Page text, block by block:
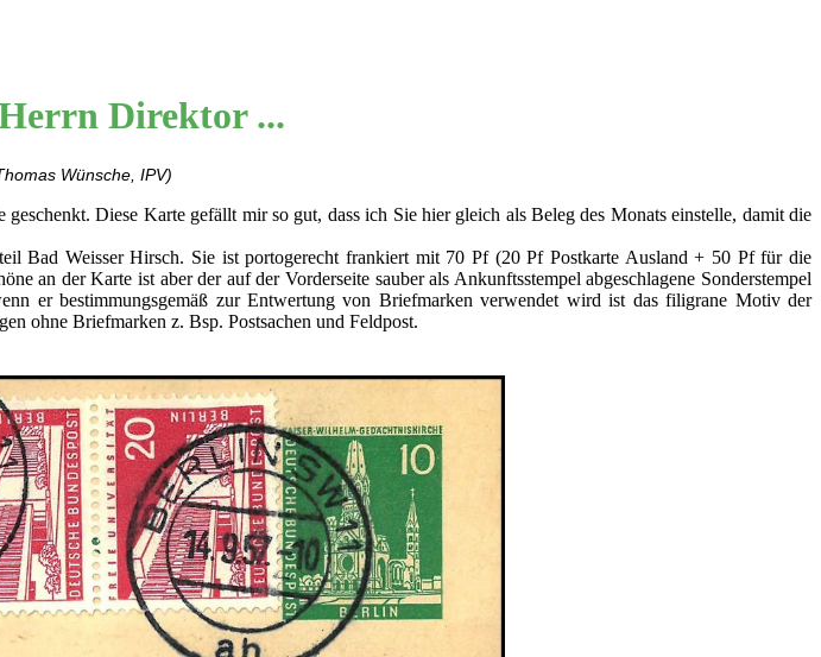
Direktor ...
Wünsche, IPV)
Diese Karte gefällt mir so gut, dass ich Sie hier gleich als Beleg des Monats einstelle, damit die
Bad Weisser Hirsch. Sie ist portogerecht frankiert mit 70 Pf (20 Pf Postkarte Ausland + 50 Pf für die
an der Karte ist aber der auf der Vorderseite sauber als Ankunftsstempel abgeschlagene Sonderstempel
er bestimmungsgemäß zur Entwertung von Briefmarken verwendet wird ist das filigrane Motiv der
ohne Briefmarken z. Bsp. Postsachen und Feldpost.